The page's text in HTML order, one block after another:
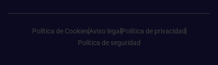
Política de CookiesAviso legal Política de privacidad
Política de seguridad